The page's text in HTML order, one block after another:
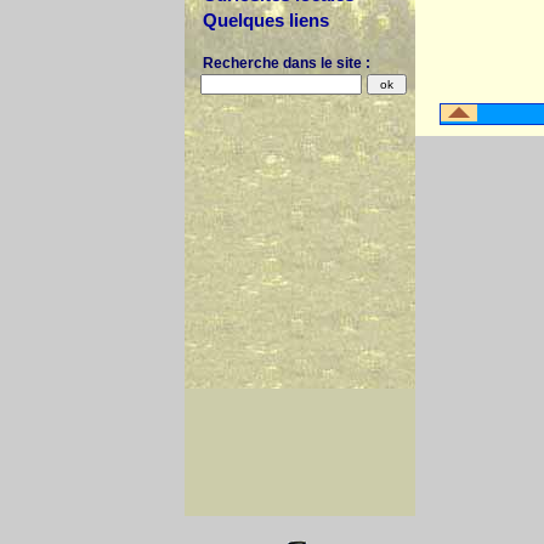
Quelques liens
Recherche dans le site :